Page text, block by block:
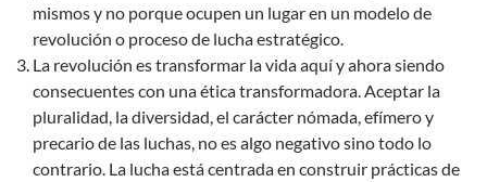
mismos y no porque ocupen un lugar en un modelo de
revolución o proceso de lucha estratégico.
La revolución es transformar la vida aquí y ahora siendo
consecuentes con una ética transformadora. Aceptar la
pluralidad, la diversidad, el carácter nómada, efímero y
precario de las luchas, no es algo negativo sino todo lo
contrario. La lucha está centrada en construir prácticas de